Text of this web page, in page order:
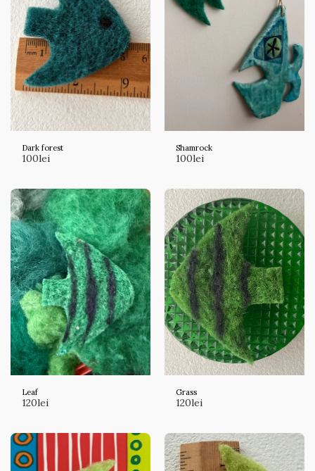
Dark forest
100lei
Shamrock
100lei
Leaf
120lei
Grass
120lei